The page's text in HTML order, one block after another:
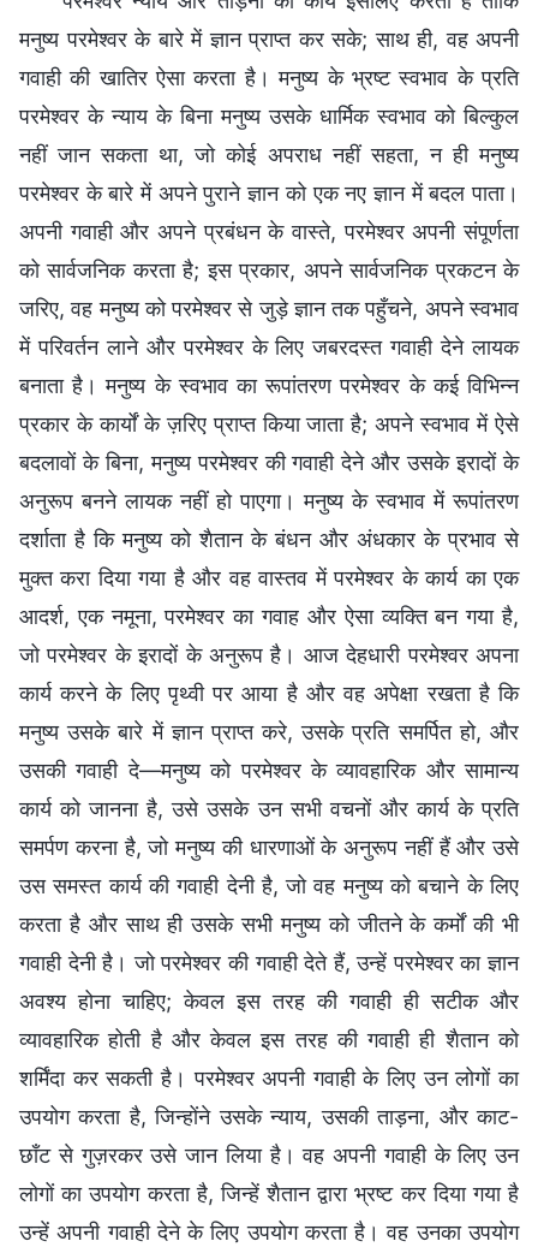
मनुष्य परमेश्वर के बारे में ज्ञान प्राप्त कर सके; साथ ही, वह अपनी
गवाही की खातिर ऐसा करता है। मनुष्य के भ्रष्ट स्वभाव के प्रति
परमेश्वर के न्याय के बिना मनुष्य उसके धार्मिक स्वभाव को बिल्कुल
नहीं जान सकता था, जो कोई अपराध नहीं सहता, न ही मनुष्य
परमेश्वर के बारे में अपने पुराने ज्ञान को एक नए ज्ञान में बदल पाता।
अपनी गवाही और अपने प्रबंधन के वास्ते, परमेश्वर अपनी संपूर्णता
को सार्वजनिक करता है; इस प्रकार, अपने सार्वजनिक प्रकटन के
जरिए, वह मनुष्य को परमेश्वर से जुड़े ज्ञान तक पहुँचने, अपने स्वभाव
में परिवर्तन लाने और परमेश्वर के लिए जबरदस्त गवाही देने लायक
बनाता है। मनुष्य के स्वभाव का रूपांतरण परमेश्वर के कई विभिन्न
प्रकार के कार्यों के ज़रिए प्राप्त किया जाता है; अपने स्वभाव में ऐसे
बदलावों के बिना, मनुष्य परमेश्वर की गवाही देने और उसके इरादों के
अनुरूप बनने लायक नहीं हो पाएगा। मनुष्य के स्वभाव में रूपांतरण
दर्शाता है कि मनुष्य को शैतान के बंधन और अंधकार के प्रभाव से
मुक्त करा दिया गया है और वह वास्तव में परमेश्वर के कार्य का एक
आदर्श, एक नमूना, परमेश्वर का गवाह और ऐसा व्यक्ति बन गया है,
जो परमेश्वर के इरादों के अनुरूप है। आज देहधारी परमेश्वर अपना
कार्य करने के लिए पृथ्वी पर आया है और वह अपेक्षा रखता है कि
मनुष्य उसके बारे में ज्ञान प्राप्त करे, उसके प्रति समर्पित हो, और
उसकी गवाही दे—मनुष्य को परमेश्वर के व्यावहारिक और सामान्य
कार्य को जानना है, उसे उसके उन सभी वचनों और कार्य के प्रति
समर्पण करना है, जो मनुष्य की धारणाओं के अनुरूप नहीं हैं और उसे
उस समस्त कार्य की गवाही देनी है, जो वह मनुष्य को बचाने के लिए
करता है और साथ ही उसके सभी मनुष्य को जीतने के कर्मों की भी
गवाही देनी है। जो परमेश्वर की गवाही देते हैं, उन्हें परमेश्वर का ज्ञान
अवश्य होना चाहिए; केवल इस तरह की गवाही ही सटीक और
व्यावहारिक होती है और केवल इस तरह की गवाही ही शैतान को
शर्मिंदा कर सकती है। परमेश्वर अपनी गवाही के लिए उन लोगों का
उपयोग करता है, जिन्होंने उसके न्याय, उसकी ताड़ना, और काट-
छाँट से गुज़रकर उसे जान लिया है। वह अपनी गवाही के लिए उन
लोगों का उपयोग करता है, जिन्हें शैतान द्वारा भ्रष्ट कर दिया गया है
उन्हें अपनी गवाही देने के लिए उपयोग करता है। वह उनका उपयोग